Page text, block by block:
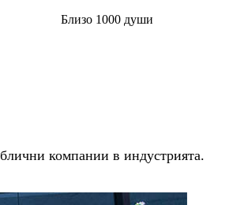
Близо 1000 души
компании в индустрията.